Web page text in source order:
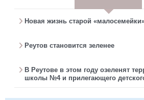
Новая жизнь старой
Реутов становится зеленее
В Реутове в этом году озеленят
школы №4 и прилегающего